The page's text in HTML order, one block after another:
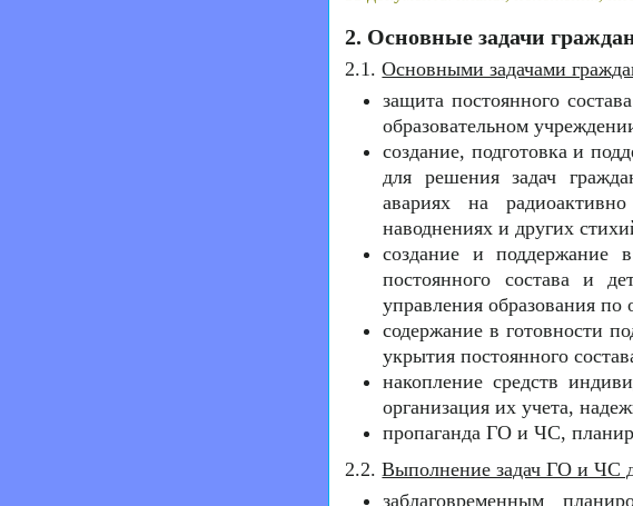
2. Основные задачи
2.1.Основными задачами
защита постоянного
образовательном
создание, подготовка и
для решения задач
авариях на
наводнениях и других
создание и поддержание
постоянного состава и
управления образования по
содержание в готовности
укрытия постоянного
накопление средств
организация их учета,
пропаганда ГО и ЧС,
2.2.Выполнение задач ГО и ЧС
заблаговременным